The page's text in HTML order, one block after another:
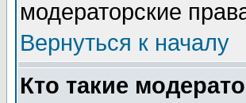
модераторские
Вернуться к началу
Кто такие